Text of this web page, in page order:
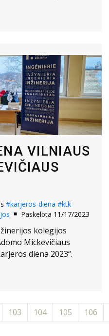
VILNIAUS
#karjeros-diena #ktk-
Paskelbta 11/17/2023
kolegijos
Mickevičiaus
diena 2023“.
103 104 105 106